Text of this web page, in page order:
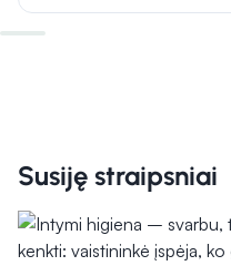
Susiję straipsniai